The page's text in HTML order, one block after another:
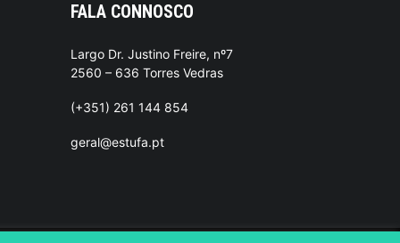
FALA CONNOSCO
Largo Dr. Justino Freire, nº7
2560 – 636 Torres Vedras
(+351) 261 144 854
geral@estufa.pt